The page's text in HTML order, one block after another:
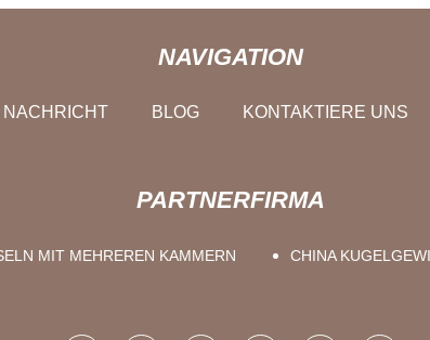
NAVIGATION
NACHRICHT BLOG KONTAKTIERE UNS
PARTNERFIRMA
MIT MEHREREN KAMMERN CHINA